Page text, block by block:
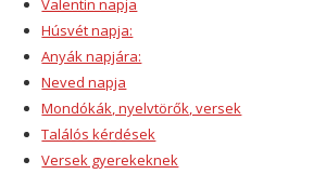
Húsvét napja:
Anyák napjára:
Neved napja
Mondókák, nyelvtörők, versek
Találós kérdések
Versek gyerekeknek